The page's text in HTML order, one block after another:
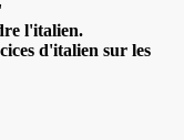
l'italien.
d'italien sur les